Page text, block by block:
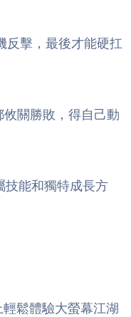
反擊，最後才能硬扛
關勝敗，得自己動
技能和獨特成長方
鬆體驗大螢幕江湖